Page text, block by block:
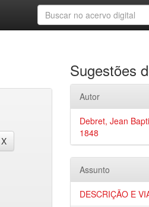
Sugestões
Autor
Debret, Jean
1848
Assunto
DESCRIÇÃO E